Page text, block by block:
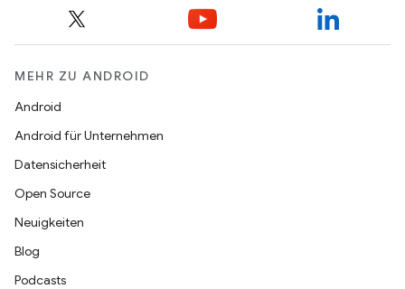
MEHR ZU ANDROID
Android
Android für Unternehmen
Datensicherheit
Open Source
Neuigkeiten
Blog
Podcasts